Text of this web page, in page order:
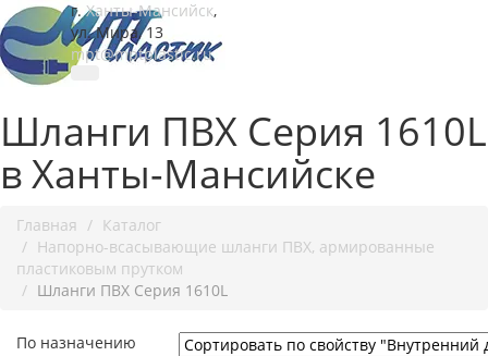
г.Ханты-Мансийск,
ул. Мира, 13
mpt@mptplastic.ru
Шланги ПВХ Серия 1610L
в Ханты-Мансийске
Главная
Каталог
Напорно-всасывающие шланги ПВХ, армированные
пластиковым прутком
Шланги ПВХ Серия 1610L
По назначению